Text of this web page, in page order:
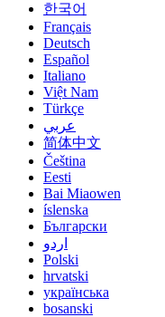
한국어
Français
Deutsch
Español
Italiano
Việt Nam
Türkçe
عربي
简体中文
Čeština
Eesti
Bai Miaowen
íslenska
Български
اردو
Polski
hrvatski
українська
bosanski